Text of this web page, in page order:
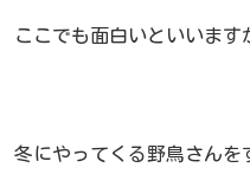
ここでも面白いといいます
冬にやってくる野鳥さんを